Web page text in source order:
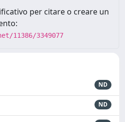
per citare o creare un
11386/3349077
ND
ND